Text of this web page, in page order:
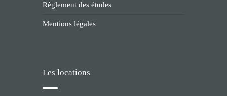
Règlement des études
Mentions légales
Les locations